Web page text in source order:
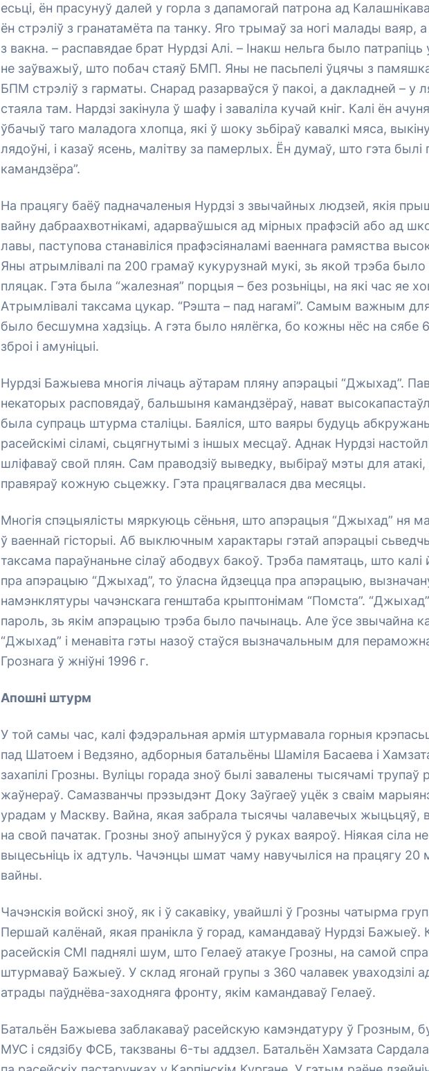
есьці, ён прасунуў далей у горла з дапамогай патрона ад
ён стрэліў з гранатамёта па танку. Яго трымаў за ногі малады ваяр, а
з вакна. – распавядае брат Нурдзі Алі. – Інакш нельга было патрапіць
не заўважыў, што побач стаяў БМП. Яны не пасьпелі ўцячы з
БПМ стрэліў з гарматы. Снарад разарваўся ў пакоі, а дакладней – у
стаяла там. Нардзі закінула ў шафу і заваліла кучай кніг. Калі ён
ўбачыў таго маладога хлопца, які ў шоку зьбіраў кавалкі мяса,
лядоўні, і казаў ясень, малітву за памерлых. Ён думаў, што гэта былі
камандзёра”.
На працягу баёў падначаленыя Нурдзі з звычайных людзей, якія
вайну дабраахвотнікамі, адарваўшыся ад мірных прафэсій або ад
лавы, паступова станавіліся прафэсіяналамі ваеннага рамяства
Яны атрымлівалі па 200 грамаў кукурузнай мукі, зь якой трэба было
пляцак. Гэта была “жалезная” порцыя – без розьніцы, на які час яе
Атрымлівалі таксама цукар. “Рэшта – пад нагамі”. Самым важным
было бесшумна хадзіць. А гэта было нялёгка, бо кожны нёс на сябе
зброі і амуніцыі.
Нурдзі Бажыева многія лічаць аўтарам пляну апэрацыі “Джыхад”.
некаторых расповядаў, бальшыня камандзёраў, нават
была супраць штурма сталіцы. Баяліся, што ваяры будуць
расейскімі сіламі, сьцягнутымі з іншых месцаў. Аднак Нурдзі
шліфаваў свой плян. Сам праводзіў выведку, выбіраў мэты для
правяраў кожную сьцежку. Гэта працягвалася два месяцы.
Многія спэцыялісты мяркуюць сёньня, што апэрацыя “Джыхад” ня
ў ваеннай гісторыі. Аб выключным характары гэтай апэрацыі
таксама параўнаньне сілаў абодвух бакоў. Трэба памятаць, што калі
пра апэрацыю “Джыхад”, то ўласна йдзецца пра апэрацыю,
намэнклятуры чачэнскага генштаба крыптонімам “Помста”.
пароль, зь якім апэрацыю трэба было пачынаць. Але ўсе звычайна
“Джыхад” і менавіта гэты назоў стаўся вызначальным для
Грознага ў жніўні 1996 г.
Апошні штурм
У той самы час, калі фэдэральная армія штурмавала горныя
пад Шатоем і Ведзяно, адборныя батальёны Шаміля Басаева і
захапілі Грозны. Вуліцы горада зноў былі завалены тысячамі трупаў
жаўнераў. Самазванчы прэзыдэнт Доку Заўгаеў уцёк з сваім
урадам у Маскву. Вайна, якая забрала тысячы чалавечых жыцьцяў,
на свой пачатак. Грозны зноў апынуўся ў руках ваяроў. Ніякая сіла
выцесьніць іх адтуль. Чачэнцы шмат чаму навучыліся на працягу 20
вайны.
Чачэнскія войскі зноў, як і ў сакавіку, увайшлі ў Грозны чатырма
Першай калёнай, якая пранікла ў горад, камандаваў Нурдзі Бажыеў.
расейскія СМІ паднялі шум, што Гелаеў атакуе Грозны, на самой
штурмаваў Бажыеў. У склад ягонай групы з 360 чалавек уваходзілі
атрады паўднёва-заходняга фронту, якім камандаваў Гелаеў.
Батальён Бажыева заблакаваў расейскую камэндатуру ў Грозным,
МУС і сядзібу ФСБ, такзваны 6-ты аддзел. Батальён Хамзата